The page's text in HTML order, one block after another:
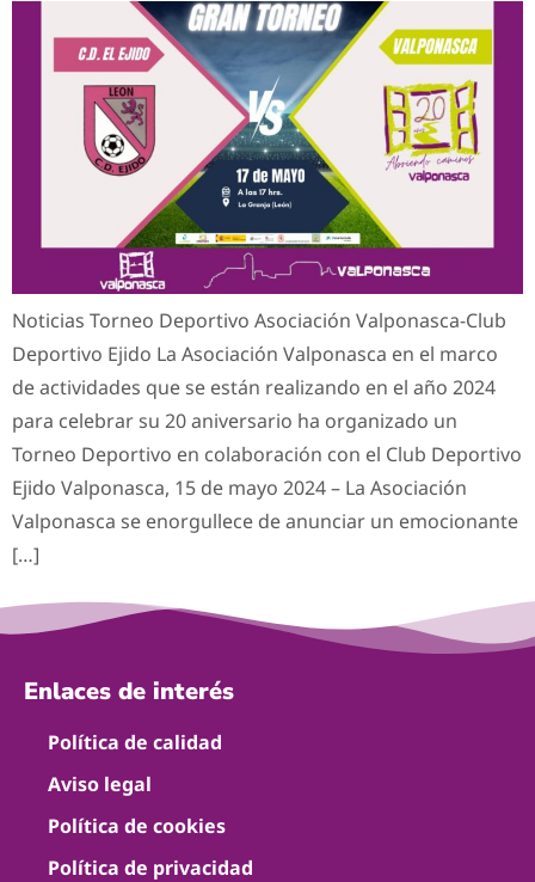
Noticias Torneo Deportivo Asociación Valponasca-Club
Deportivo Ejido La Asociación Valponasca en el marco
de actividades que se están realizando en el año 2024
para celebrar su 20 aniversario ha organizado un
Torneo Deportivo en colaboración con el Club Deportivo
Ejido Valponasca, 15 de mayo 2024 – La Asociación
Valponasca se enorgullece de anunciar un emocionante
[…]
Enlaces de interés
Política de calidad
Aviso legal
Política de cookies
Política de privacidad